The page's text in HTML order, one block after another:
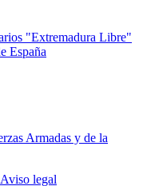
"Extremadura Libre"
España
Armadas y de la
Aviso legal